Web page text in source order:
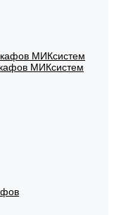
МИКсистем
МИКсистем